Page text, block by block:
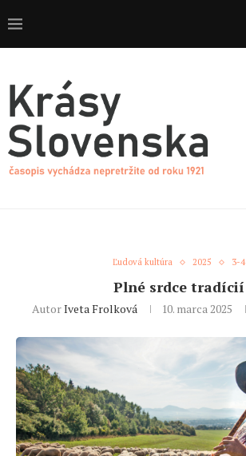
Ľudová kultúra 2025 3-4
Plné srdce tradícií
AutorIveta Frolková 10. marca 2025